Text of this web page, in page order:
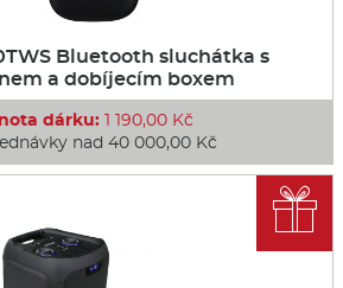
Bluetooth sluchátka s
a dobíjecím boxem
dárku:1 190,00 Kč
nad 40 000,00 Kč
